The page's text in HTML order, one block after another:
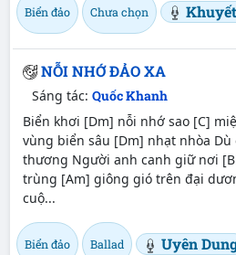
Biển đảo Chưa chọn
NỖI NHỚ ĐẢO XA
Sáng tác: Quốc Khanh
Biển khơi [Dm] nỗi nhớ sao [C]
vùng biển sâu [Dm] nhạt nhòa
thương Người anh canh giữ nơi
trùng [Am] giông gió trên đại
cuộ...
Biển đảo Ballad Uyên